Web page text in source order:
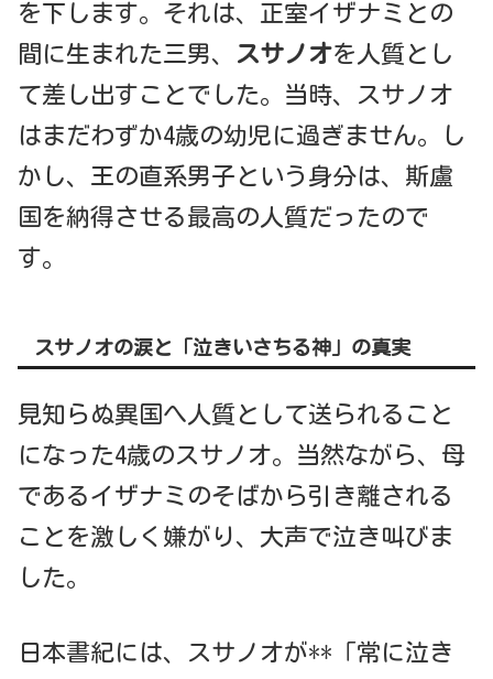
を下します。それは、正室イザナミとの
間に生まれた三男、 スサノオを人質とし
て差し出すことでした。当時、スサノオ
はまだわずか4歳の幼児に過ぎません。し
かし、王の直系男子という身分は、斯盧
国を納得させる最高の人質だったので
す。
スサノオの涙と「泣きいさちる神」の真実
見知らぬ異国へ人質として送られること
になった4歳のスサノオ。当然ながら、母
であるイザナミのそばから引き離される
ことを激しく嫌がり、大声で泣き叫びま
した。
日本書紀には、スサノオが**「常に泣き